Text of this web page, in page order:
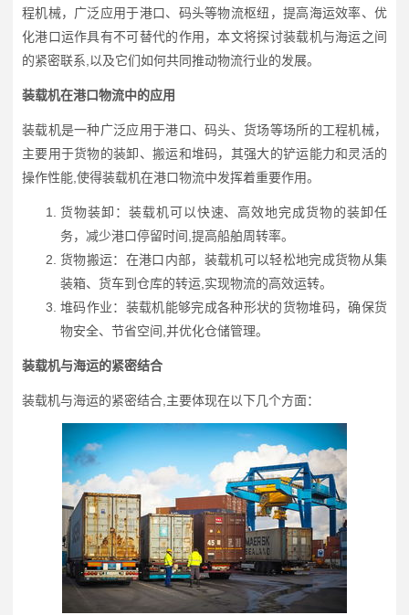
程机械，广泛应用于港口、码头等物流枢纽，提高海运效率、优
化港口运作具有不可替代的作用，本文将探讨装载机与海运之间
的紧密联系,以及它们如何共同推动物流行业的发展。
装载机在港口物流中的应用
装载机是一种广泛应用于港口、码头、货场等场所的工程机械，
主要用于货物的装卸、搬运和堆码，其强大的铲运能力和灵活的
操作性能,使得装载机在港口物流中发挥着重要作用。
货物装卸：装载机可以快速、高效地完成货物的装卸任
务，减少港口停留时间,提高船舶周转率。
货物搬运：在港口内部，装载机可以轻松地完成货物从集
装箱、货车到仓库的转运,实现物流的高效运转。
堆码作业：装载机能够完成各种形状的货物堆码，确保货
物安全、节省空间,并优化仓储管理。
装载机与海运的紧密结合
装载机与海运的紧密结合,主要体现在以下几个方面：